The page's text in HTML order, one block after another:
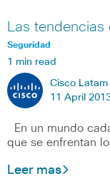
Las
Seguridad
1 min read
Cisco Latam
11 April
En un mundo
que se enfrentan
Leer mas